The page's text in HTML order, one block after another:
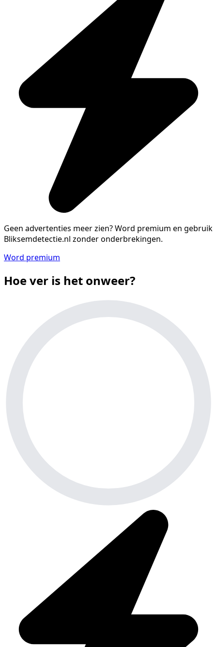
Geen advertenties meer zien?Word premium en gebruik
Bliksemdetectie.nl zonder onderbrekingen.
Word premium
Hoe ver is het onweer?